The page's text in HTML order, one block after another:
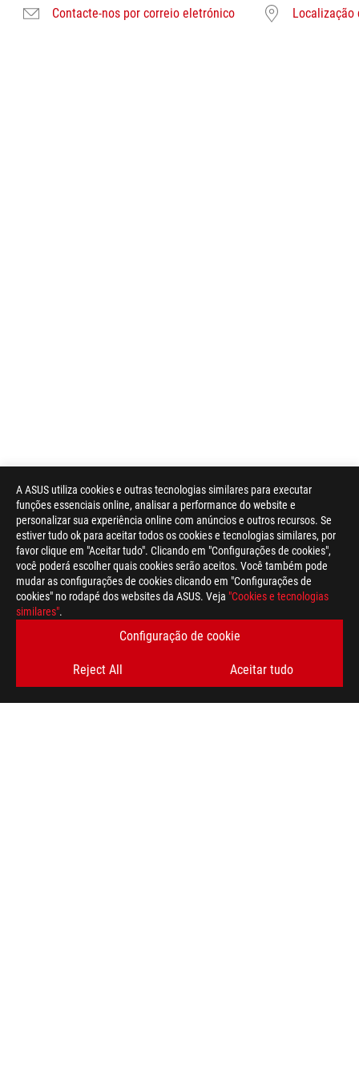
A ASUS utiliza cookies e outras tecnologias similares para executar
funções essenciais online, analisar a performance do website e
personalizar sua experiência online com anúncios e outros recursos. Se
estiver tudo ok para aceitar todos os cookies e tecnologias similares, por
favor clique em "Aceitar tudo". Clicando em "Configurações de cookies",
você poderá escolher quais cookies serão aceitos. Você também pode
mudar as configurações de cookies clicando em "Configurações de
cookies" no rodapé dos websites da ASUS. Veja "Cookies e tecnologias
similares".
Configuração de cookie
Reject All Aceitar tudo
Contacte-nos por correio eletrónico Localização
Disclaimer
For pricing information, ASUS is only entitled to set a
they wish.
Price may not include extra fee, including tax、shipping、
GAMING RATOS E TAPETES GAMING > WIRELESS